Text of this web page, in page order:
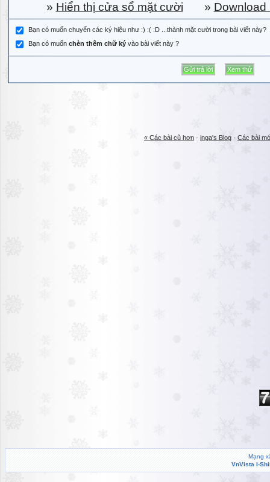
» Hiển thị cửa sổ mặt cười » Download
Bạn có muốn chuyển các ký hiệu như :) :( :D ...thành mặt cười trong bài viết này?
Bạn có muốn chèn thêm chữ ký vào bài viết này ?
« Các bài cũ hơn · inga's Blog · Các bài
Mạng
VnVista I-